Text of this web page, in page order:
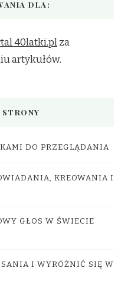
DLA:
40latki.plza
artykułów.
DO PRZEGLĄDANIA
KREOWANIA I
GŁOS W ŚWIECIE
I WYRÓŻNIĆ SIĘ W